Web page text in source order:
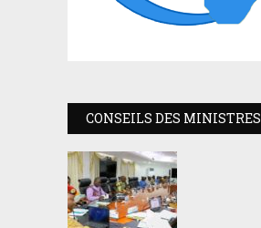
CONSEILS DES MINISTRES